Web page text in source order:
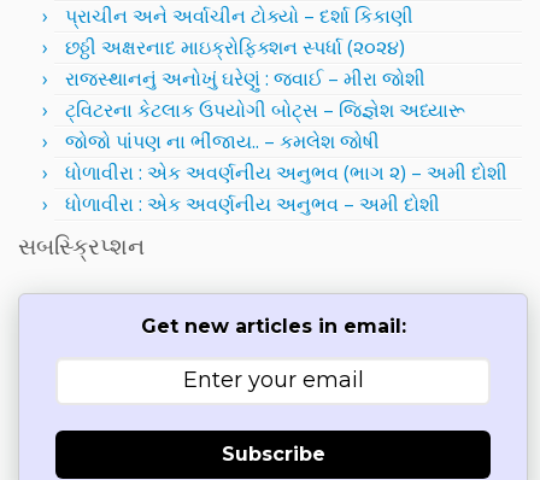
પ્રાચીન અને અર્વાચીન ટોક્યો – દર્શા કિકાણી
છઠ્ઠી અક્ષરનાદ માઇક્રોફિક્શન સ્પર્ધા (૨૦૨૪)
રાજસ્થાનનું અનોખું ઘરેણું : જવાઈ – મીરા જોશી
ટ્વિટરના કેટલાક ઉપયોગી બોટ્સ – જિજ્ઞેશ અધ્યારૂ
જોજો પાંપણ ના ભીંજાય.. – કમલેશ જોષી
ધોળાવીરા : એક અવર્ણનીય અનુભવ (ભાગ ૨) – અમી દોશી
ધોળાવીરા : એક અવર્ણનીય અનુભવ – અમી દોશી
સબસ્ક્રિપ્શન
Get new articles in email:
Subscribe